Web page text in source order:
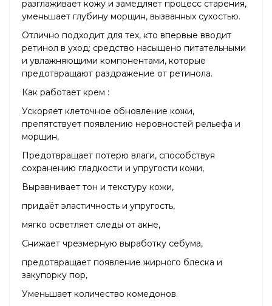
разглаживает кожу и замедляет процесс старения,
уменьшает глубину морщин, вызванных сухостью.
Отлично подходит для тех, кто впервые вводит
ретинол в уход: средство насыщено питательными
и увлажняющими компонентами, которые
предотвращают раздражение от ретинола.
Как работает крем :
Ускоряет клеточное обновление кожи,
препятствует появлению неровностей рельефа и
морщин,
Предотвращает потерю влаги, способствуя
сохранению гладкости и упругости кожи,
Выравнивает тон и текстуру кожи,
придаёт эластичность и упругость,
мягко осветляет следы от акне,
Снижает чрезмерную выработку себума,
предотвращает появление жирного блеска и
закупорку пор,
Уменьшает количество комедонов.